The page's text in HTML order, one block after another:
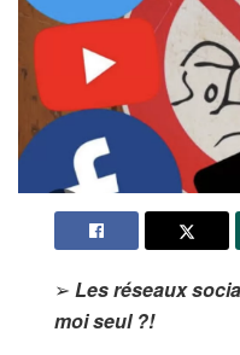
➢ Les réseaux
moi seul ?!